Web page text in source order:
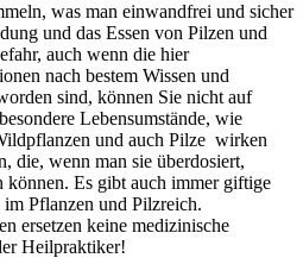
was man einwandfrei und sicher
und das Essen von Pilzen und
auch wenn die hier
nach bestem Wissen und
sind, können Sie nicht auf
Lebensumstände, wie
und auch Pilze wirken
die, wenn man sie überdosiert,
Es gibt auch immer giftige
Pflanzen und Pilzreich.
ersetzen keine medizinische
Heilpraktiker!